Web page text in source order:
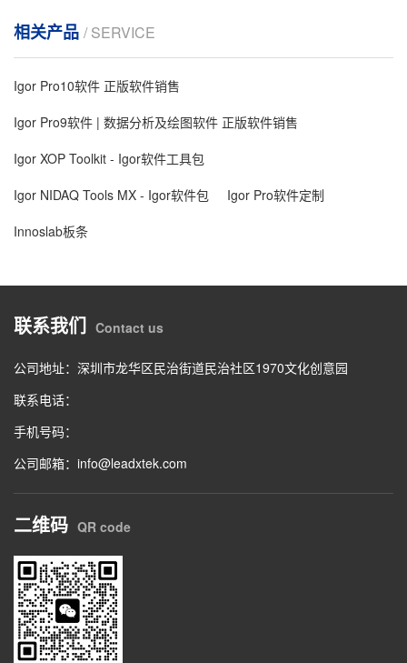
相关产品 / SERVICE
Igor Pro10软件 正版软件销售
Igor Pro9软件 | 数据分析及绘图软件 正版软件销售
Igor XOP Toolkit - Igor软件工具包
Igor NIDAQ Tools MX - Igor软件包
Igor Pro软件定制
Innoslab板条
联系我们 Contact us
公司地址：深圳市龙华区民治街道民治社区1970文化创意园
联系电话：
手机号码：
公司邮箱：info@leadxtek.com
二维码 QR code